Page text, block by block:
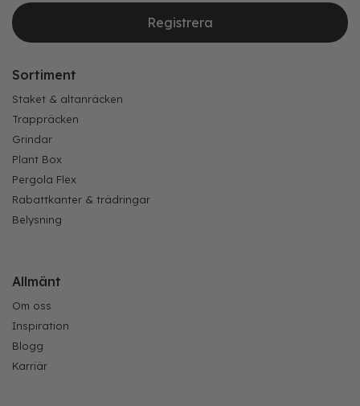
Registrera
Sortiment
Staket & altanräcken
Trappräcken
Grindar
Plant Box
Pergola Flex
Rabattkanter & trädringar
Belysning
Allmänt
Om oss
Inspiration
Blogg
Karriär